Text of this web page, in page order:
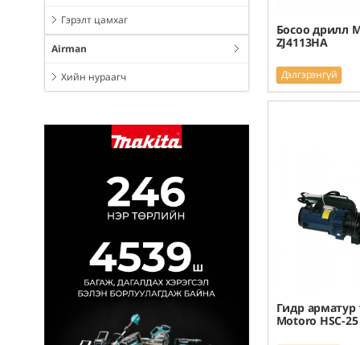
Гэрэлт цамхаг
Airman
Хийн нураагч
Босоо дрилл
ZJ4113HA
Дэлгэрэнгүй
Гидр арматур
Motoro HSC-25